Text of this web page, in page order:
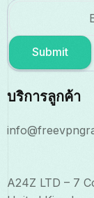
Submit
บริการลูกค้า
A24Z LTD – 7